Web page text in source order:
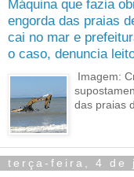
Máquina que fazia
engorda das praias
cai no mar e
o caso, denuncia
Imagem:
das praias
terça-feira, 4 de